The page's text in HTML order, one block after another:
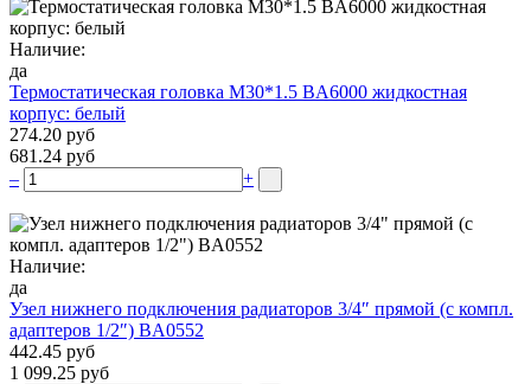
Наличие:
да
Термостатическая головка M30*1.5 BA6000 жидкостная
корпус: белый
274.20 руб
681.24 руб
–
+
Наличие:
да
Узел нижнего подключения радиаторов 3/4″ прямой (c компл.
адаптеров 1/2″) BA0552
442.45 руб
1 099.25 руб